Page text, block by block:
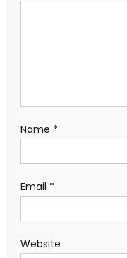
Name *
Email *
Website